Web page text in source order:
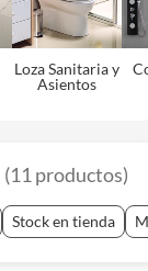
Loza Sanitaria y
Asientos
(11 productos)
Stock en tienda